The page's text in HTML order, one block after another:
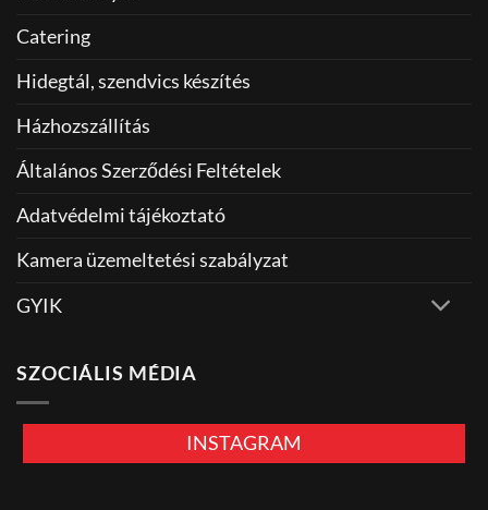
Catering
Hidegtál, szendvics készítés
Házhozszállítás
Általános Szerződési Feltételek
Adatvédelmi tájékoztató
Kamera üzemeltetési szabályzat
GYIK
SZOCIÁLIS MÉDIA
INSTAGRAM